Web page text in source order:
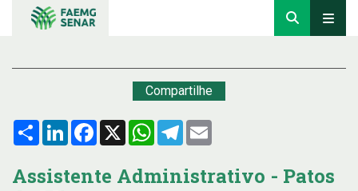
Compartilhe
Compartilhar
LinkedInFacebook
X WhatsApp
Telegram
Assistente Administrativo - Patos